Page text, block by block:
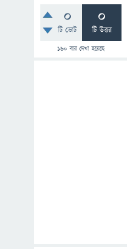
0
টি ভোট
0
টি উত্তর
160 বার দেখা হয়েছে